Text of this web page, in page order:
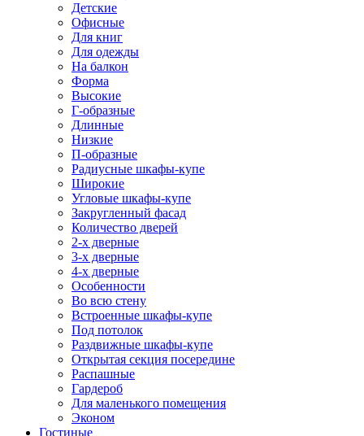
Детские
Офисные
Для книг
Для одежды
На балкон
Форма
Высокие
Г-образные
Длинные
Низкие
П-образные
Радиусные шкафы-купе
Широкие
Угловые шкафы-купе
Закругленный фасад
Количество дверей
2-х дверные
3-х дверные
4-х дверные
Особенности
Во всю стену
Встроенные шкафы-купе
Под потолок
Раздвижные шкафы-купе
Открытая секция посередине
Распашные
Гардероб
Для маленького помещения
Эконом
Гостиные